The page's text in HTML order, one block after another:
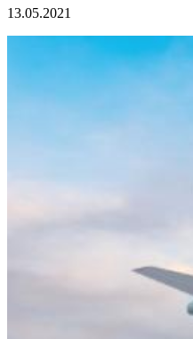
13.05.2021